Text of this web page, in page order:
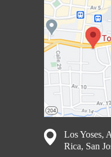
Los Yoses,
Rica, San